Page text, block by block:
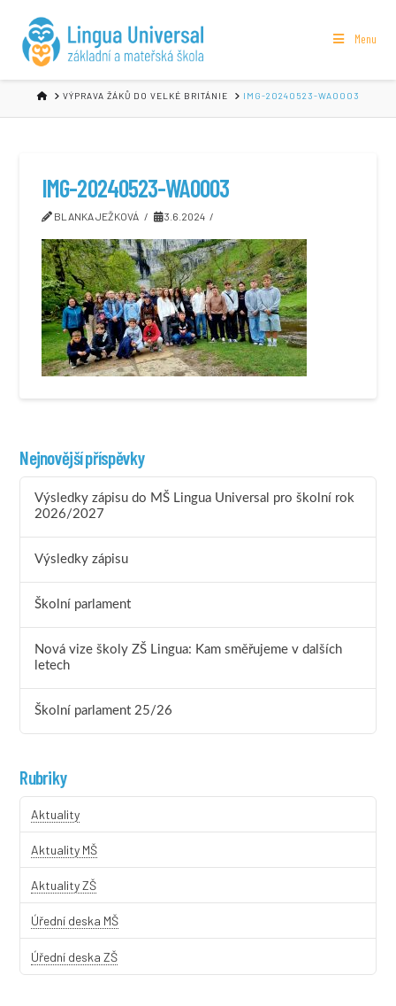
Menu
HOMEVÝPRAVA ŽÁKŮ DO VELKÉ BRITÁNIE IMG-20240523-WA0003
IMG-20240523-WA0003
BLANKA JEŽKOVÁ 3.6.2024
Nejnovější příspěvky
Výsledky zápisu do MŠ Lingua Universal pro školní rok
2026/2027
Výsledky zápisu
Školní parlament
Nová vize školy ZŠ Lingua: Kam směřujeme v dalších
letech
Školní parlament 25/26
Rubriky
Aktuality
Aktuality MŠ
Aktuality ZŠ
Úřední deska MŠ
Úřední deska ZŠ